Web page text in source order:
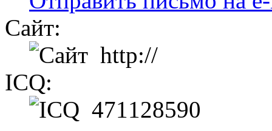
Сайт:
http://
ICQ:
471128590